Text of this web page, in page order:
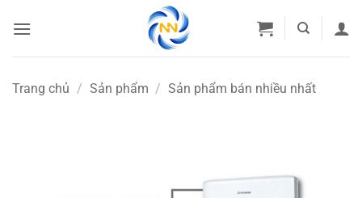
qua
Trang chủ / Sản phẩm / Sản phẩm bán nhiều nhất